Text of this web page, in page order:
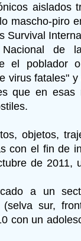
aislados
mascho-piro
Survival
de
el poblador
virus fatales"
que en esas
objetos,
con el fin de
de 2011,
a un
sur,
con un